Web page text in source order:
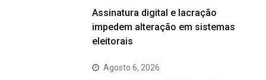
Assinatura digital e lacração
impedem alteração em sistemas
eleitorais
Agosto 6, 2026